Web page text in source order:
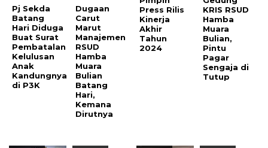
Pj Sekda
Batang
Hari Diduga
Buat Surat
Pembatalan
Kelulusan
Anak
Kandungnya
di P3K
Dugaan
Carut
Marut
Manajemen
RSUD
Hamba
Muara
Bulian
Batang
Hari,
Kemana
Dirutnya
Press Rilis
Kinerja
Akhir
Tahun
2024
KRIS RSUD
Hamba
Muara
Bulian,
Pintu
Pagar
Sengaja di
Tutup